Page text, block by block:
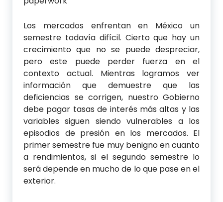
Los mercados enfrentan en México un
semestre todavía difícil. Cierto que hay un
crecimiento que no se puede despreciar,
pero este puede perder fuerza en el
contexto actual. Mientras logramos ver
información que demuestre que las
deficiencias se corrigen, nuestro Gobierno
debe pagar tasas de interés más altas y las
variables siguen siendo vulnerables a los
episodios de presión en los mercados. El
primer semestre fue muy benigno en cuanto
a rendimientos, si el segundo semestre lo
será depende en mucho de lo que pase en el
exterior.